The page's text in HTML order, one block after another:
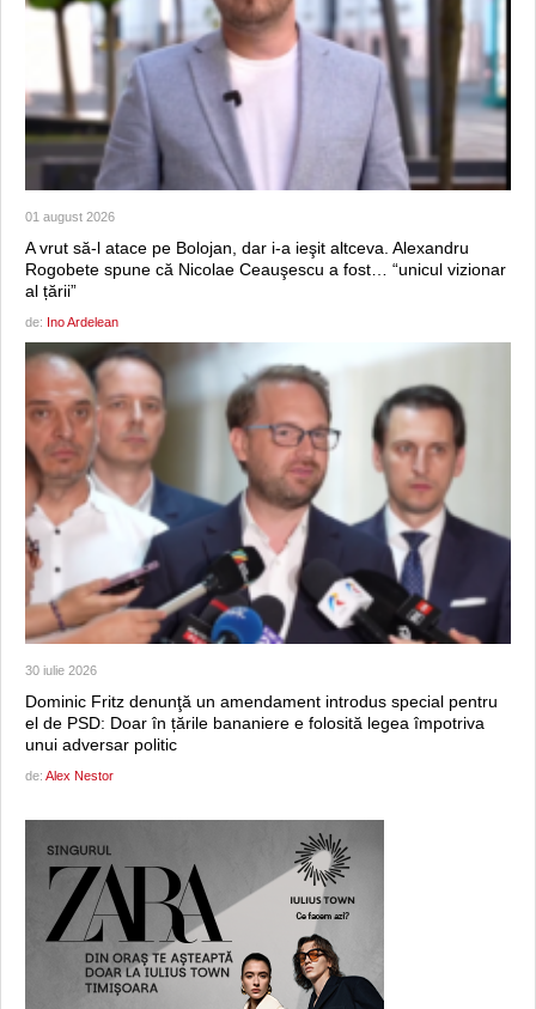
01 august 2026
A vrut să-l atace pe Bolojan, dar i-a ieşit altceva. Alexandru
Rogobete spune că Nicolae Ceauşescu a fost… “unicul vizionar
al țării”
de: Ino Ardelean
30 iulie 2026
Dominic Fritz denunţă un amendament introdus special pentru
el de PSD: Doar în țările bananiere e folosită legea împotriva
unui adversar politic
de: Alex Nestor